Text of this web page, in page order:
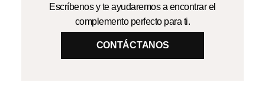
Escríbenos y te ayudaremos a encontrar el
complemento perfecto para ti.
CONTÁCTANOS